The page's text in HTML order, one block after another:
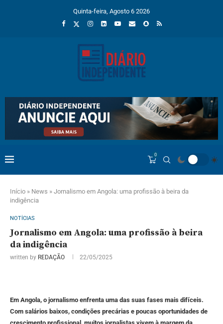
Quinta-feira, Agosto 6 2026
0
Início » News » Jornalismo em Angola: uma profissão à beira da
indigência
NOTÍCIAS
Jornalismo em Angola: uma profissão à beira
da indigência
written by REDAÇÃO 22/05/2025
Em Angola, o jornalismo enfrenta uma das suas fases mais difíceis.
Com salários baixos, condições precárias e poucas oportunidades de